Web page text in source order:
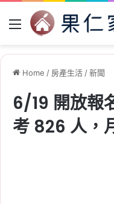
Menu
Home / 房產生活/新聞
6/19 開放報
考 826 人，